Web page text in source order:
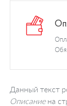
Данный текст
Описаниена